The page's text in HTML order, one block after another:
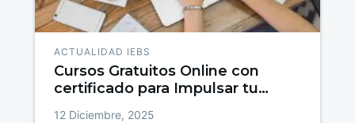
ACTUALIDAD IEBS
Cursos Gratuitos Online con
certificado para Impulsar tu
12 Diciembre, 2025